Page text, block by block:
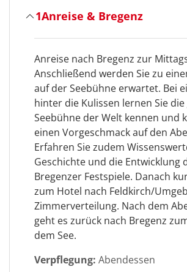
1Anreise & Bregenz
Anreise nach Bregenz zur
Anschließend werden Sie zu
auf der Seebühne erwartet. Bei
hinter die Kulissen lernen Sie
Seebühne der Welt kennen und
einen Vorgeschmack auf den
Erfahren Sie zudem
Geschichte und die Entwicklung
Bregenzer Festspiele. Danach
zum Hotel nach Feldkirch/
Zimmerverteilung. Nach dem
geht es zurück nach Bregenz
dem See.
Verpflegung: Abendessen